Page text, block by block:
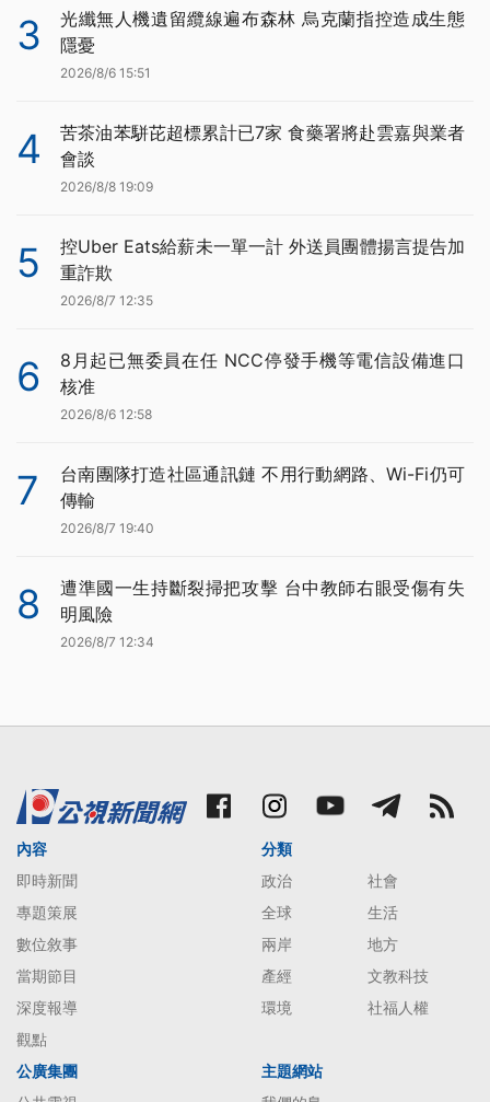
3
光纖無人機遺留纜線遍布森林 烏克蘭指控造成生態
隱憂
2026/8/6 15:51
4
苦茶油苯駢芘超標累計已7家 食藥署將赴雲嘉與業者
會談
2026/8/8 19:09
5
控Uber Eats給薪未一單一計 外送員團體揚言提告加
重詐欺
2026/8/7 12:35
6
8月起已無委員在任 NCC停發手機等電信設備進口
核准
2026/8/6 12:58
7
台南團隊打造社區通訊鏈 不用行動網路、Wi-Fi仍可
傳輸
2026/8/7 19:40
8
遭準國一生持斷裂掃把攻擊 台中教師右眼受傷有失
明風險
2026/8/7 12:34
內容
即時新聞
專題策展
數位敘事
當期節目
深度報導
觀點
分類
政治
社會
全球
生活
兩岸
地方
產經
文教科技
環境
社福人權
公廣集團
主題網站